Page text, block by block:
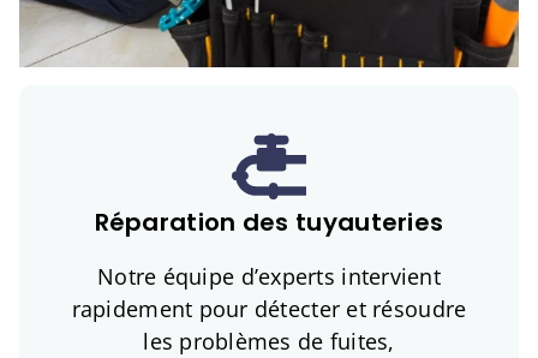
Réparation des tuyauteries
Notre équipe d’experts intervient
rapidement pour détecter et résoudre
les problèmes de fuites,